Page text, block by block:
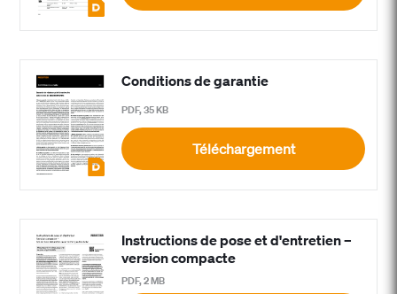
Conditions de garantie
PDF, 35 KB
Téléchargement
Instructions de pose et d'entretien –
version compacte
PDF, 2 MB